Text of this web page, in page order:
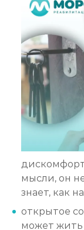
мысли, он
знает, как
открытое
может